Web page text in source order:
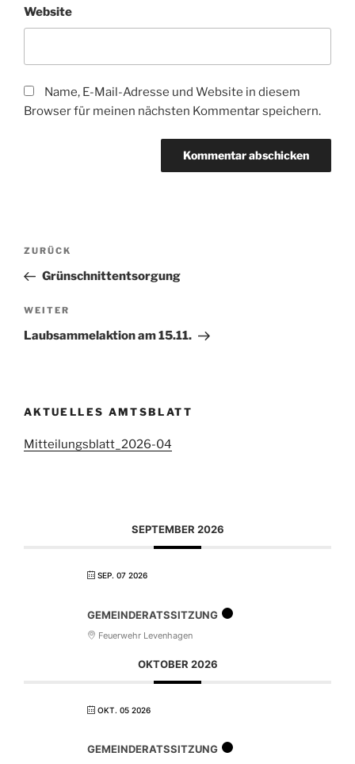
Website
Name, E-Mail-Adresse und Website in diesem
Browser für meinen nächsten Kommentar speichern.
Beitragsnavigation
Vorheriger
Beitrag
ZURÜCK
Grünschnittentsorgung
Nächster
Beitrag
WEITER
Laubsammelaktion am 15.11.
AKTUELLES AMTSBLATT
Mitteilungsblatt_2026-04
SEPTEMBER 2026
SEP. 07 2026
GEMEINDERATSSITZUNG
Feuerwehr Levenhagen
OKTOBER 2026
OKT. 05 2026
GEMEINDERATSSITZUNG